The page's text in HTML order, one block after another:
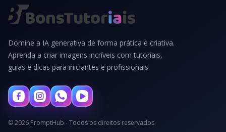
Domine a IA generativa de forma prática e criativa.
Aprenda a criar imagens incríveis com tutoriais,
guias e dicas para iniciantes e profissionais.
© 2026 PromptHub - Todos os direitos reservados